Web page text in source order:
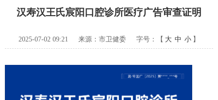
汉寿汉王氏宸阳口腔诊所医疗广告审查证明
2025-07-02 09:21 来源：市卫健委 字号：【 大 中 小 】